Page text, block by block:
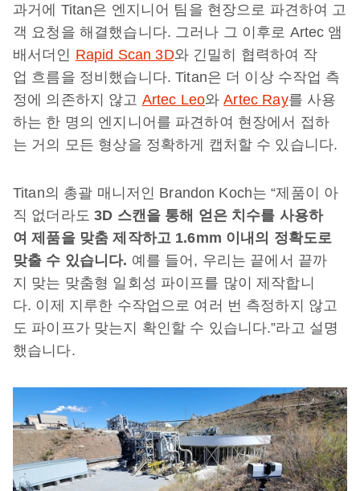
과거에 Titan은 엔지니어 팀을 현장으로 파견하여 고
객 요청을 해결했습니다. 그러나 그 이후로 Artec 앰
배서더인 Rapid Scan 3D와 긴밀히 협력하여 작
업 흐름을 정비했습니다. Titan은 더 이상 수작업 측
정에 의존하지 않고 Artec Leo와Artec Ray를 사용
하는 한 명의 엔지니어를 파견하여 현장에서 접하
는 거의 모든 형상을 정확하게 캡처할 수 있습니다.
Titan의 총괄 매니저인 Brandon Koch는 “제품이 아
직 없더라도3D 스캔을 통해 얻은 치수를 사용하
여 제품을 맞춤 제작하고 1.6mm 이내의 정확도로
맞출 수 있습니다. 예를 들어, 우리는 끝에서 끝까
지 맞는 맞춤형 일회성 파이프를 많이 제작합니
다. 이제 지루한 수작업으로 여러 번 측정하지 않고
도 파이프가 맞는지 확인할 수 있습니다.”라고 설명
했습니다.